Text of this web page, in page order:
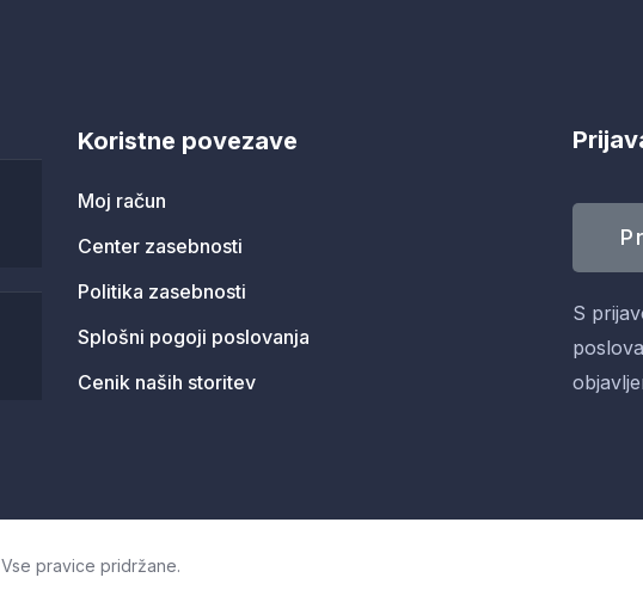
Koristne povezave
Moj račun
Center zasebnosti
Politika zasebnosti
Splošni pogoji poslovanja
Cenik naših storitev
S
Vse pravice pridržane.